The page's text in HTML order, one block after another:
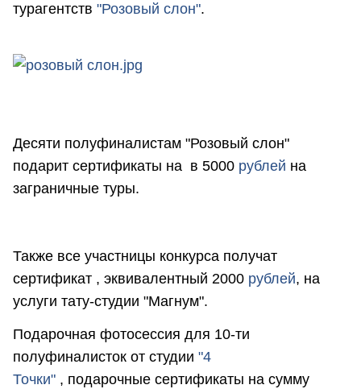
турагентств "Розовый слон".
Десяти полуфиналистам "Розовый слон"
подарит сертификаты на в 5000 рублей на
заграничные туры.
Также все участницы конкурса получат
сертификат , эквивалентный 2000 рублей, на
услуги тату-студии "Магнум".
Подарочная фотосессия для 10-ти
полуфиналисток от студии "4
Точки" , подарочные сертификаты на сумму